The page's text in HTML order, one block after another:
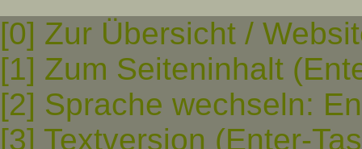
[0] Zur Übersicht /
[1] Zum Seiteninhalt
[2] Sprache wechseln:
[3] Textversion (Enter-